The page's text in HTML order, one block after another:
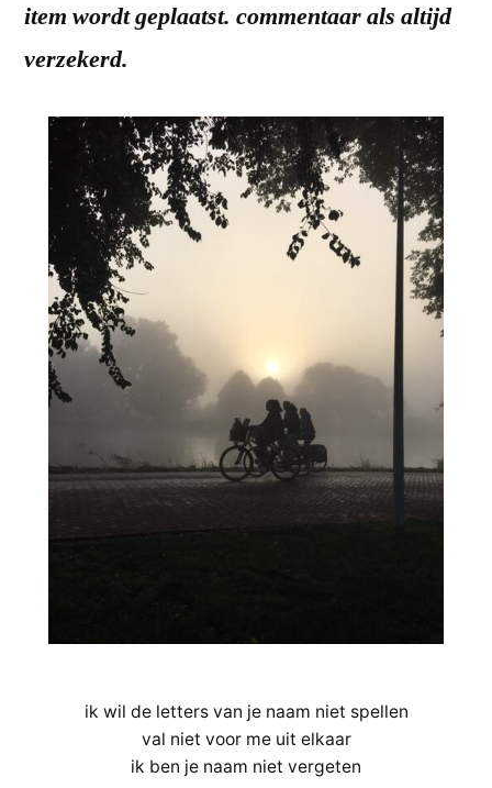
item wordt geplaatst. commentaar als altijd
verzekerd.
ik wil de letters van je naam niet spellen
val niet voor me uit elkaar
ik ben je naam niet vergeten